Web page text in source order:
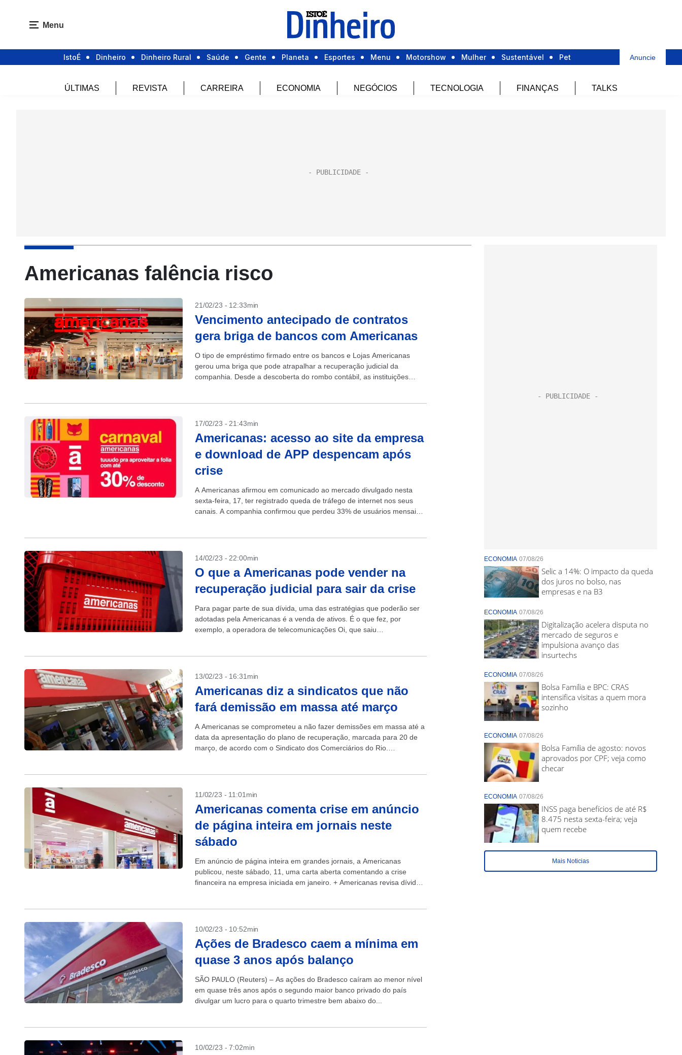
Menu
IstoÉ Dinheiro Dinheiro Rural Saúde Gente Planeta Esportes Menu Motorshow Mulher Sustentável Pet Anuncie
ÚLTIMAS REVISTA CARREIRA ECONOMIA NEGÓCIOS TECNOLOGIA FINANÇAS TALKS
Americanas falência risco
21/02/23 - 12:33min
Vencimento antecipado de contratos
gera briga de bancos com Americanas
O tipo de empréstimo firmado entre os bancos e Lojas Americanas
gerou uma briga que pode atrapalhar a recuperação judicial da
companhia. Desde a descoberta do rombo contábil, as instituições
17/02/23 - 21:43min
Americanas: acesso ao site da empresa
e download de APP despencam após
crise
A Americanas afirmou em comunicado ao mercado divulgado nesta
sexta-feira, 17, ter registrado queda de tráfego de internet nos seus
canais. A companhia confirmou que perdeu 33% de usuários mensais
14/02/23 - 22:00min
O que a Americanas pode vender na
recuperação judicial para sair da crise
Para pagar parte de sua dívida, uma das estratégias que poderão ser
adotadas pela Americanas é a venda de ativos. É o que fez, por
exemplo, a operadora de telecomunicações Oi, que saiu
13/02/23 - 16:31min
Americanas diz a sindicatos que não
fará demissão em massa até março
A Americanas se comprometeu a não fazer demissões em massa até a
data da apresentação do plano de recuperação, marcada para 20 de
março, de acordo com o Sindicato dos Comerciários do Rio.
11/02/23 - 11:01min
Americanas comenta crise em anúncio
de página inteira em jornais neste
sábado
Em anúncio de página inteira em grandes jornais, a Americanas
publicou, neste sábado, 11, uma carta aberta comentando a crise
financeira na empresa iniciada em janeiro. + Americanas revisa dívidas
10/02/23 - 10:52min
Ações de Bradesco caem a mínima em
quase 3 anos após balanço
SÃO PAULO (Reuters) – As ações do Bradesco caíram ao menor nível
em quase três anos após o segundo maior banco privado do país
divulgar um lucro para o quarto trimestre bem abaixo do...
10/02/23 - 7:02min
ECONOMIA 07/08/26
Selic a 14%: O impacto da queda
dos juros no bolso, nas
empresas e na B3
ECONOMIA 07/08/26
Digitalização acelera disputa no
mercado de seguros e
impulsiona avanço das
insurtechs
ECONOMIA 07/08/26
Bolsa Família e BPC: CRAS
intensifica visitas a quem mora
sozinho
ECONOMIA 07/08/26
Bolsa Família de agosto: novos
aprovados por CPF; veja como
checar
ECONOMIA 07/08/26
INSS paga benefícios de até R$
8.475 nesta sexta-feira; veja
quem recebe
Mais Noticias